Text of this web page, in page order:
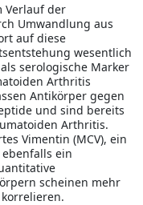
Verlauf der
Umwandlung aus
auf diese
wesentlich
serologische Marker
Arthritis
Antikörper gegen
und sind bereits
Arthritis.
Vimentin (MCV), ein
ein
scheinen mehr